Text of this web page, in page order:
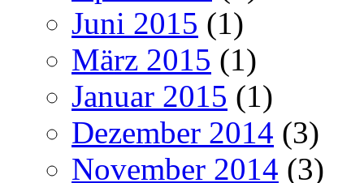
Juni 2015 (1)
März 2015 (1)
Januar 2015 (1)
Dezember 2014 (3)
November 2014 (3)